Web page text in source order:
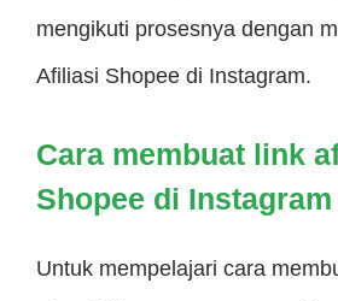
mengikuti prosesnya dengan
Afiliasi Shopee di Instagram.
Cara membuat link
Shopee di Instagram
Untuk mempelajari cara